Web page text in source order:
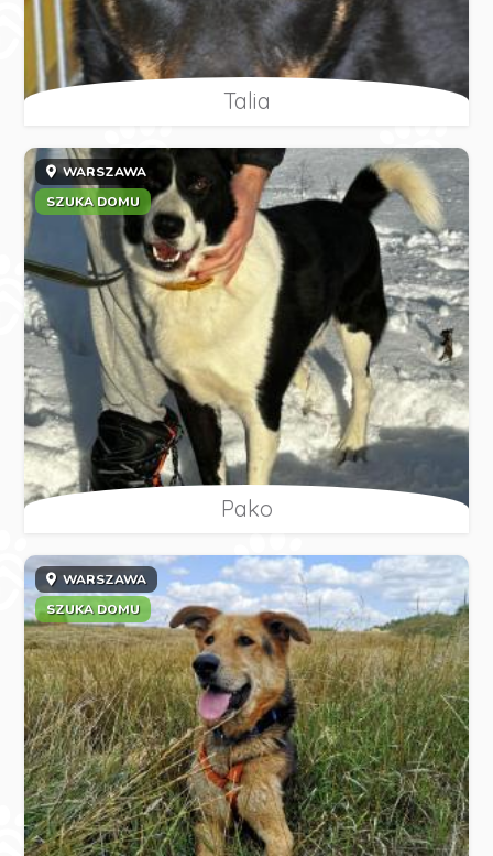
Talia
WARSZAWA
SZUKA DOMU
Pako
WARSZAWA
SZUKA DOMU